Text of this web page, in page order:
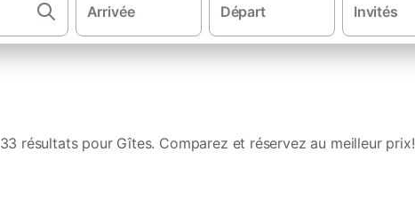
Arrivée Départ Invités
33 résultats pour Gîtes. Comparez et réservez au meilleur prix!